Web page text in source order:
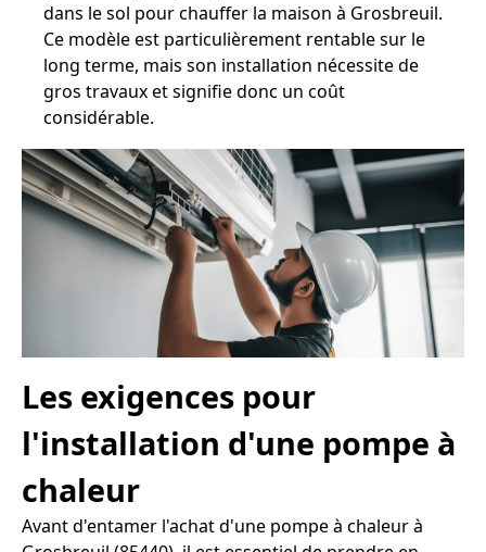
dans le sol pour chauffer la maison à Grosbreuil.
Ce modèle est particulièrement rentable sur le
long terme, mais son installation nécessite de
gros travaux et signifie donc un coût
considérable.
Les exigences pour
l'installation d'une pompe à
chaleur
Avant d'entamer l'achat d'une pompe à chaleur à